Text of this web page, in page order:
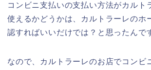
コンビニ支払いの支払い方法がカルト
使えるかどうかは、カルトラーレのホ
認すればいいだけでは？と思ったんで
なので、カルトラーレのお店でコンビ